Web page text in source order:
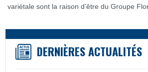
variétale sont la raison d’être du Groupe
DERNIÈRES ACTUALITÉS